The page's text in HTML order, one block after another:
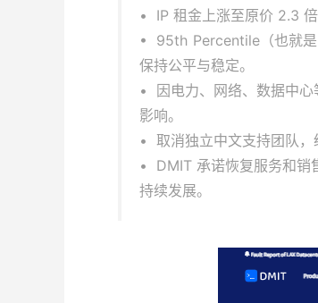
• IP 租金上涨至原价 2.3
• 95th Percentile（也就
保持公平与稳定。
• 因电力、网络、数据中
影响。
• 取消独立中文支持团队，
• DMIT 承诺恢复服务和销
持续发展。